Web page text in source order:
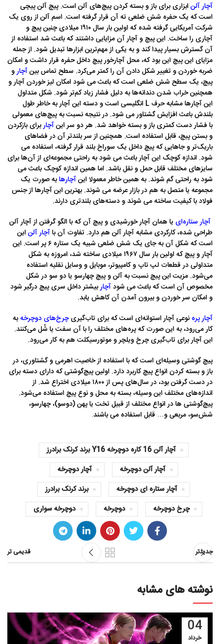
آچار آلنابزاری برای باز و بسته کردن پیچ‌های آلن است. پیچ آلن پیچی
است که یک حفره شش ضلعی ته آن قرار گرفته است. اسم آلن از روی یک
شرکت آمریکایی گرفته شده که اولین بار سال ۱۹۱۰ میلادی چنین پیچ و
آچاری را ساخت. این پیچ و آچار آن مزایایی داشتند که باعث شد استفاده از
آن گسترش بسیار پیدا کند و به یکی از مهم‌ترین ابزار‌ها تبدیل شود. از جمله
مزایای این پیچ این بود که، محل آچارخور پیچ داخل حفره قرار داشت و امکان
ضربه خوردن و تغییر شکل دادن آن را کمتر می‌کرد. سطح تماس بینآچارو
پیچ، یک سطح شش ضلعی است که باعث می شود امکان لیز خوردن آچار و
همچنین خراب شدن دندانه‌ها به دلیل فشار زیاد کم‌تر شود. شکل متداول
این آچار‌ها مشابه حرف L انگلیسی است و دسته این آچار به خاطر طول
بلندش باعث افزایش گشتاور می شود. در نتیجه نسبت به پیچ‌های معمولی
با فشار دست کمتری باز و بسته خواهد شد. هر دو سر اینآچاربرای بازکردن
و بستن پیچ، قابل استفاده است. همچنین از سر بلند‌تر آن در فضاهای
باریک‌تر و جاهایی که پیچ داخل یک سوراخ بلند قرار گرفته، استفاده می
شود. اندازه کوچک این آچار باعث می شود به راحتی مجموعه‌ای از آن‌ها برای
سایز‌های مختلف قابل حمل و نقل باشد. اما همین اندازه کوچک باعث می
شود به راحتی گم شوند. به همین خاطر معمولا اینآچار‌هابه صورت یک
مجموعه یا متصل به هم در بازار عرضه می شوند. بهترین این آچار‌ها از جنس
فولاد با کیفیت ساخته می شوند و دسته‌های بلند‌تری دارند.
آچار ستاره‌ای یا همان آچار خورشیدی و پیچ آن که با الگو گرفتن از آچار آلن
طراحی شده، کارکردی مشابه آچار آلن هم دارد. تفاوت آن باآچار آلناین
است که شکل آن به جای یک شش ضلعی شبیه یک ستاره ۶ پر است. این
آچار و پیچ که اولین بار سال ۱۹۶۷ میلادی ساخته شد، امروزه به شکل
متداولی در قطعات لپ تاپ و کامپیوتر، موبایل و وسایل نقلیه استفاده
می‌شود. مزیت این پیچ نسبت به آلن و پیچ چهارسو یا دو سو در شکل
مخصوص آن است که باعث می شودآچاربیشتر داخل سری پیچ درگیر شود
و امکان سر خوردن و بیرون آمدن آن کاهش یابد.
آچار پره نوعی آچار استوانه‌ای است که برای تاب‌گیری چرخ‌های دوچرخهبه
کار می‌رود، به این صورت که پره‌های مختلف را با آن سفت یا شُل می‌کنند.
این آچار برای تاب‌گیری چرخ ویلچر و موتورسیکلت هم به کار می‌رود.
پیچ گوشتی وسیله‌ای است که با استفاده از خاصیت اهرمی و گشتاوری، در
باز و بسته کردن انواع پیچ کاربرد دارد. اولین پیچ‌گوشتی که دارای دسته برای
در دست گرفتن بود، در سال‌های پس از ۱۸۰۰ میلادی اختراع شد. از
اندازه‌های مختلف این وسیله، بسته به محل و نوع پیچ استفاده می‌شود.
پیچ‌گوشتی ها در انواع مختلف از قبیل تخت یا پهن (دوسو)، چهارسو،
شش‌سو، مربعی و… قابل استفاده می باشند.
آچار آلن 16 کاره دوچرخه Y16 برند کرنک برادرز
آچار آلن دوچرخه
آچار دوچرخه
آچار ستاره ای دوچرخه
برند کرنک برادرز
چرخ دوچرخه
دوچرخه دوچرخه سواری
جدیدتر قدیمی تر
نوشته های مشابه
04
خرداد